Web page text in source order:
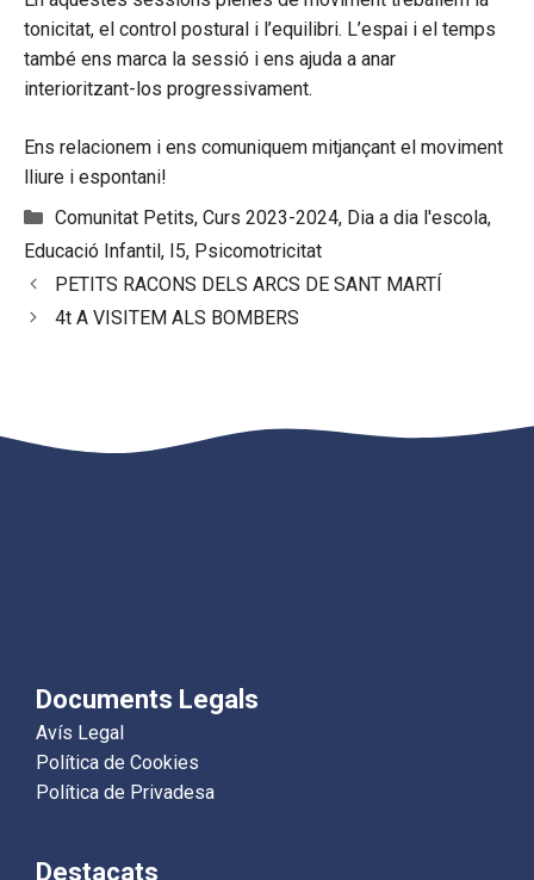
tonicitat, el control postural i l’equilibri. L’espai i el temps
també ens marca la sessió i ens ajuda a anar
interioritzant-los progressivament.
Ens relacionem i ens comuniquem mitjançant el moviment
lliure i espontani!
Categories
Comunitat Petits, Curs 2023-2024, Dia a dia l'escola,
Educació Infantil, I5, Psicomotricitat
PETITS RACONS DELS ARCS DE SANT MARTÍ
4t A VISITEM ALS BOMBERS
Documents Legals
Avís Legal
Política de Cookies
Política de Privadesa
Destacats